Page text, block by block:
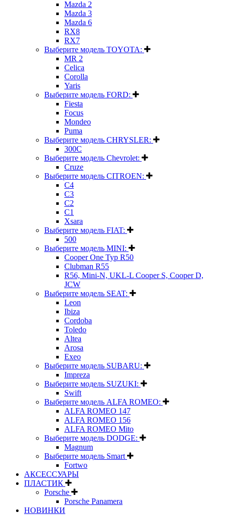
Mazda 2
Mazda 3
Mazda 6
RX8
RX7
Выберите модель TOYOTA:
MR 2
Celica
Corolla
Yaris
Выберите модель FORD:
Fiesta
Focus
Mondeo
Puma
Выберите модель CHRYSLER:
300C
Выберите модель Chevrolet:
Cruze
Выберите модель CITROEN:
C4
C3
C2
C1
Xsara
Выберите модель FIAT:
500
Выберите модель MINI:
Cooper One Typ R50
Clubman R55
R56, Mini-N, UKL-L Cooper S, Cooper D,
JCW
Выберите модель SEAT:
Leon
Ibiza
Cordoba
Toledo
Altea
Arosa
Exeo
Выберите модель SUBARU:
Impreza
Выберите модель SUZUKI:
Swift
Выберите модель ALFA ROMEO:
ALFA ROMEO 147
ALFA ROMEO 156
ALFA ROMEO Mito
Выберите модель DODGE:
Magnum
Выберите модель Smart
Fortwo
АКСЕССУАРЫ
ПЛАСТИК
Porsche
Porsche Panamera
НОВИНКИ